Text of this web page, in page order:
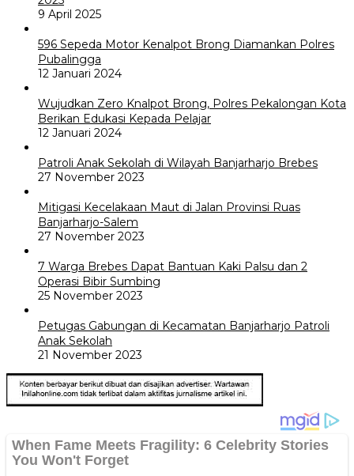
9 April 2025
596 Sepeda Motor Kenalpot Brong Diamankan Polres
Pubalingga
12 Januari 2024
Wujudkan Zero Knalpot Brong, Polres Pekalongan Kota
Berikan Edukasi Kepada Pelajar
12 Januari 2024
Patroli Anak Sekolah di Wilayah Banjarharjo Brebes
27 November 2023
Mitigasi Kecelakaan Maut di Jalan Provinsi Ruas
Banjarharjo-Salem
27 November 2023
7 Warga Brebes Dapat Bantuan Kaki Palsu dan 2
Operasi Bibir Sumbing
25 November 2023
Petugas Gabungan di Kecamatan Banjarharjo Patroli
Anak Sekolah
21 November 2023